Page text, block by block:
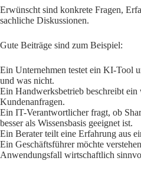
Erwünscht sind konkrete Fragen,
sachliche Diskussionen.
Gute Beiträge sind zum Beispiel:
Ein Unternehmen testet ein KI-Tool
und was nicht.
Ein Handwerksbetrieb beschreibt ein
Kundenanfragen.
Ein IT-Verantwortlicher fragt, ob
besser als Wissensbasis geeignet ist.
Ein Berater teilt eine Erfahrung aus
Ein Geschäftsführer möchte
Anwendungsfall wirtschaftlich